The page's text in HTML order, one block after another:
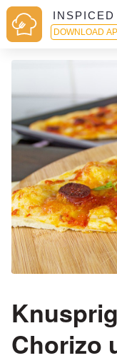
DOWNLOAD
Chorizo